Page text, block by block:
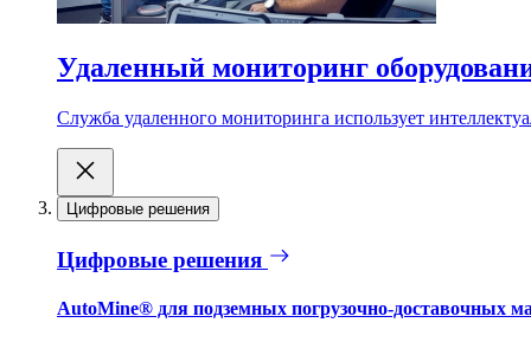
Удаленный мониторинг
Служба удаленного мониторинга использует
Цифровые решения
Цифровые решения
AutoMine® для подземных погрузочно-доставочных